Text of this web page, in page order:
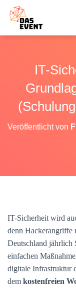
IT-
Veröffentlicht von
IT-Sicherheit wird
denn Hackerangriffe
Deutschland jährlich
einfachen
digitale Infrastruktur
dem kostenfreien